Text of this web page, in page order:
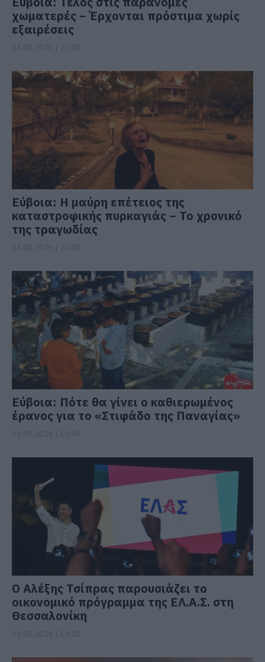
χωματερές – Έρχονται πρόστιμα χωρίς
εξαιρέσεις
Εύβοια: Η μαύρη επέτειος της
καταστροφικής πυρκαγιάς – Το χρονικό
της τραγωδίας
Εύβοια: Πότε θα γίνει ο καθιερωμένος
έρανος για το «Στιφάδο της Παναγίας»
Ο Αλέξης Τσίπρας παρουσιάζει το
οικονομικό πρόγραμμα της ΕΛ.Α.Σ. στη
Θεσσαλονίκη